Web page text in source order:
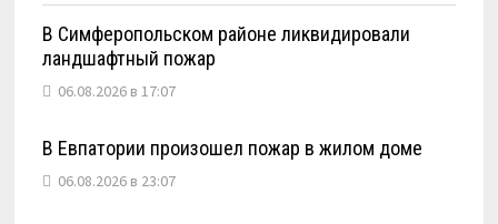
В Симферопольском районе ликвидировали
ландшафтный пожар
06.08.2026 в 17:07
В Евпатории произошел пожар в жилом доме
06.08.2026 в 23:07